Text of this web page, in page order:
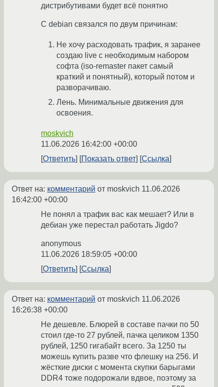
дистрибутивами будет всё понятно
С debian связался по двум причинам:
Не хочу расходовать трафик, я заранее
создаю live с необходимым набором
софта (iso-remaster пакет самый
краткий и понятный), который потом и
разворачиваю.
Лень. Минимальные движения для
освоения.
moskvich
11.06.2026 16:42:00 +00:00
Ответить
Показать ответ Ссылка
Ответ на: комментарий от moskvich 11.06.2026
16:42:00 +00:00
Не понял а трафик вас как мешает? Или в
дебиан уже перестал работать Jigdo?
anonymous
11.06.2026 18:59:05 +00:00
Ответить
Ссылка
Ответ на: комментарий от moskvich 11.06.2026
16:26:38 +00:00
Не дешевле. Блюрей в составе пачки по 50
стоил где-то 27 рублей, пачка целиком 1350
рублей, 1250 гигабайт всего. За 1250 ты
можешь купить разве что флешку на 256. И
жёсткие диски с момента скупки барыгами
DDR4 тоже подорожали вдвое, поэтому за